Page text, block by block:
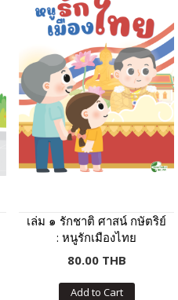
เล่ม ๑ รักชาติ ศาสน์ กษัตริย์
: หนูรักเมืองไทย
80.00 THB
Add to Cart